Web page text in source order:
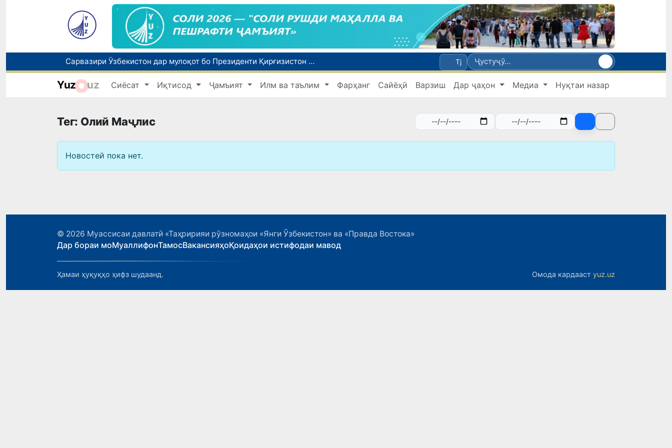
Сарвазири Ӯзбекистон дар мулоқот бо Президенти Қирғизистон дар доираи чорабиниҳои Иттиҳоди иқтисодии АвруОсиё иштирок кард
Дар Қашқадарё анҷумани байналмилалии экологӣ бо иштироки ҷавонон аз нӯҳ кишвар баргузор мешавад
Тошканд ба баргузории чемпионати Осиё оид ба вазнабардорӣ омодагӣ мебинад
Tj
Yuz uz Сиёсат Иқтисод Ҷамъият Илм ва таълим Фарҳанг Сайёҳӣ Варзиш Дар ҷаҳон Медиа Нуқтаи назар
Тег: Олий Маҷлис
Новостей пока нет.
© 2026 Муассисаи давлатӣ «Таҳририяи рӯзномаҳои «Янги Ӯзбекистон» ва «Правда Востока»
Дар бораи моМуаллифонТамосВакансияҳоҚоидаҳои истифодаи мавод
Ҳамаи ҳуқуқҳо ҳифз шудаанд. Омода кардааст yuz.uz